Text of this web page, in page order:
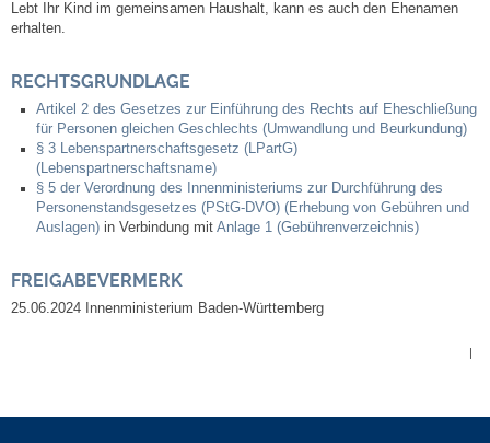
NETZMonitor
Bodenrichtwerte
Bezirksschornsteinfeger
Laufende beschränkte Ausschreibungen
Fortschreibung Flächennutzungsplan
Kommunale Wärmeplanung
Lebt Ihr Kind im gemeinsamen Haushalt, kann es auch den Ehenamen
erhalten.
RECHTSGRUNDLAGE
Artikel 2 des Gesetzes zur Einführung des Rechts auf Eheschließung
für Personen gleichen Geschlechts (Umwandlung und Beurkundung)
§ 3 Lebenspartnerschaftsgesetz (LPartG)
(Lebenspartnerschaftsname)
§ 5 der Verordnung des Innenministeriums zur Durchführung des
Personenstandsgesetzes (PStG-DVO) (Erhebung von Gebühren und
Auslagen)in Verbindung mit Anlage 1 (Gebührenverzeichnis)
FREIGABEVERMERK
25.06.2024 Innenministerium Baden-Württemberg